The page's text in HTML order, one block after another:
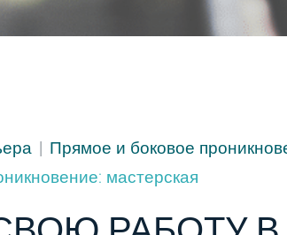
Прямое и боковое
мастерская